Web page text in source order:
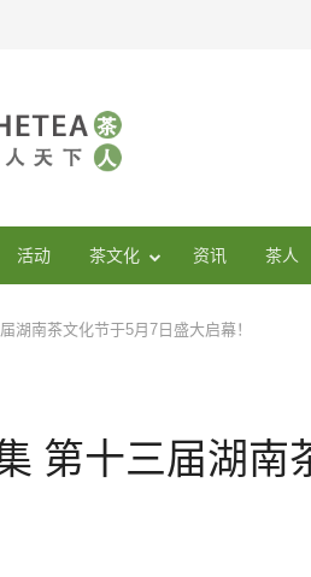
活动 茶文化 资讯 茶人
湖南茶文化节于5月7日盛大启幕！
第十三届湖